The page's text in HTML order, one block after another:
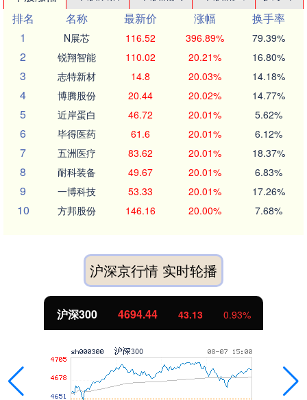
排名
名称 最新价 涨幅
换手率
1
N展芯 116.52 396.89% 79.39%
2 锐翔智能 110.02 20.21% 16.80%
3 志特新材 14.8 20.03% 14.18%
4 博腾股份 20.44 20.02% 14.77%
5 近岸蛋白 46.72 20.01% 5.62%
6 毕得医药 61.6 20.01% 6.12%
7 五洲医疗 83.62 20.01% 18.37%
8 耐科装备 49.67 20.01% 6.83%
9 一博科技 53.33 20.01% 17.26%
10 方邦股份 146.16 20.00% 7.68%
沪深京行情 实时轮播
沪深300 4694.44 43.13 0.93%